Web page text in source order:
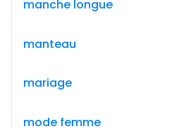
manche longue
manteau
mariage
mode femme